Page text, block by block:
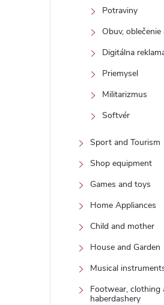
Potraviny
Obuv,
Digitálna
Priemysel
Militarizmus
Softvér
Sport and Tourism
Shop equipment
Games and toys
Home Appliances
Child and mother
House and Garden
Musical
Footwear, clothing
haberdashery